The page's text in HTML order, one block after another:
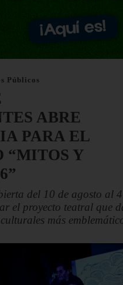
Públicos
ABRE
PARA EL
“MITOS Y
del 10 de agosto al
el proyecto teatral que
más